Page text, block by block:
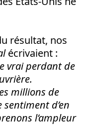
résultat, nos
écrivaient :
vrai perdant de
millions de
d’en
l’ampleur